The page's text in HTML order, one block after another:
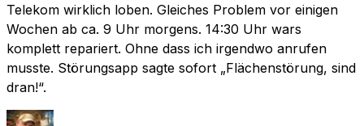
Telekom wirklich loben. Gleiches Problem vor einigen
Wochen ab ca. 9 Uhr morgens. 14:30 Uhr wars
komplett repariert. Ohne dass ich irgendwo anrufen
musste. Störungsapp sagte sofort „Flächenstörung, sind
dran!“.